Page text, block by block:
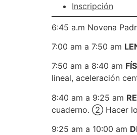
Inscripción
6:45 a.m Novena
7:00 am a 7:50 am
7:50 am a 8:40 am
lineal, aceleración
8:40 am a 9:25 am
cuaderno. ② Hacer
9:25 am a 10:00 am